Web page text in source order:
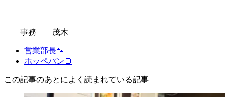
事務 茂木
営業部長🐾
ホッペパン🍞
この記事のあとによく読まれている記事